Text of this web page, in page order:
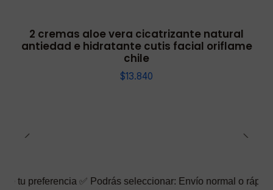
2 cremas aloe vera cicatrizante natural
antiedad e hidratante cutis facial oriflame
chile
$13.840
✅ Podrás seleccionar: Envío normal o rápido ☑️